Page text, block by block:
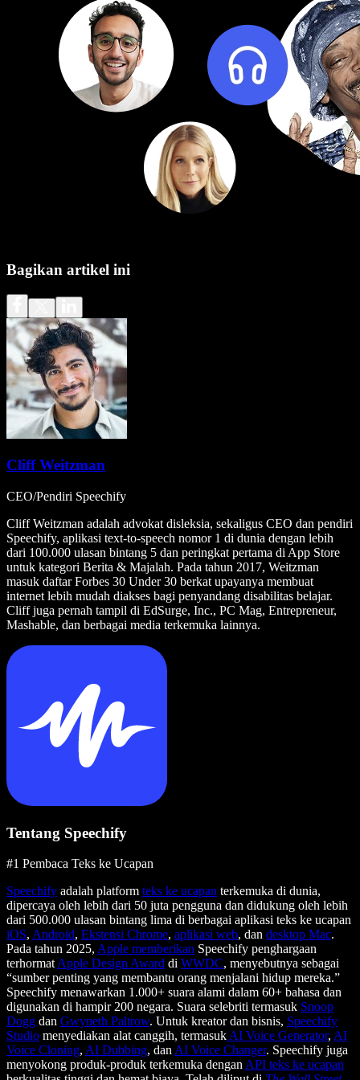
Bagikan artikel ini
Cliff Weitzman
CEO/Pendiri Speechify
Cliff Weitzman adalah advokat disleksia, sekaligus CEO dan pendiri
Speechify, aplikasi text-to-speech nomor 1 di dunia dengan lebih
dari 100.000 ulasan bintang 5 dan peringkat pertama di App Store
untuk kategori Berita & Majalah. Pada tahun 2017, Weitzman
masuk daftar Forbes 30 Under 30 berkat upayanya membuat
internet lebih mudah diakses bagi penyandang disabilitas belajar.
Cliff juga pernah tampil di EdSurge, Inc., PC Mag, Entrepreneur,
Mashable, dan berbagai media terkemuka lainnya.
Tentang Speechify
#1 Pembaca Teks ke Ucapan
Speechify adalah platform teks ke ucapan terkemuka di dunia,
dipercaya oleh lebih dari 50 juta pengguna dan didukung oleh lebih
dari 500.000 ulasan bintang lima di berbagai aplikasi teks ke ucapan
iOS, Android, Ekstensi Chrome, aplikasi web, dan desktop Mac.
Pada tahun 2025, Apple memberikan Speechify penghargaan
terhormatApple Design Award di WWDC, menyebutnya sebagai
“sumber penting yang membantu orang menjalani hidup mereka.”
Speechify menawarkan 1.000+ suara alami dalam 60+ bahasa dan
digunakan di hampir 200 negara. Suara selebriti termasuk Snoop
Dogg dan Gwyneth Paltrow. Untuk kreator dan bisnis, Speechify
Studio menyediakan alat canggih, termasukAI Voice Generator, AI
Voice Cloning, AI Dubbing, danAI Voice Changer. Speechify juga
menyokong produk-produk terkemuka denganAPI teks ke ucapan